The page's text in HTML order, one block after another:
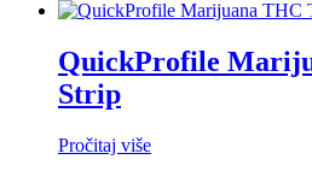
QuickProfile
Strip
Pročitaj više